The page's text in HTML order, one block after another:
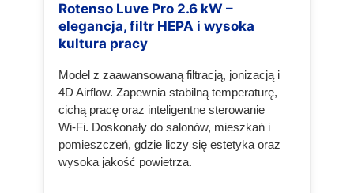
Rotenso Luve Pro 2.6 kW –
elegancja, filtr HEPA i wysoka
kultura pracy
Model z zaawansowaną filtracją, jonizacją i
4D Airflow. Zapewnia stabilną temperaturę,
cichą pracę oraz inteligentne sterowanie
Wi‑Fi. Doskonały do salonów, mieszkań i
pomieszczeń, gdzie liczy się estetyka oraz
wysoka jakość powietrza.